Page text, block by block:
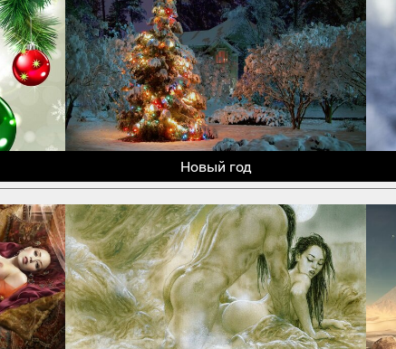
Новый год